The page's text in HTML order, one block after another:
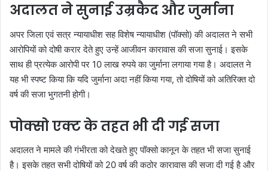
अदालत ने सुनाई उम्रकैद और जुर्माना
अपर जिला एवं सत्र न्यायाधीश सह विशेष न्यायाधीश (पॉक्सो) की अदालत ने सभी
आरोपियों को दोषी करार देते हुए उन्हें आजीवन कारावास की सजा सुनाई। इसके
साथ ही प्रत्येक आरोपी पर 10 लाख रुपये का जुर्माना लगाया गया है। अदालत ने
यह भी स्पष्ट किया कि यदि जुर्माना अदा नहीं किया गया, तो दोषियों को अतिरिक्त दो
वर्ष की सजा भुगतनी होगी।
पोक्सो एक्ट के तहत भी दी गई सजा
अदालत ने मामले की गंभीरता को देखते हुए पॉक्सो कानून के तहत भी सजा सुनाई
है। इसके तहत सभी दोषियों को 20 वर्ष की कठोर कारावास की सजा दी गई है और